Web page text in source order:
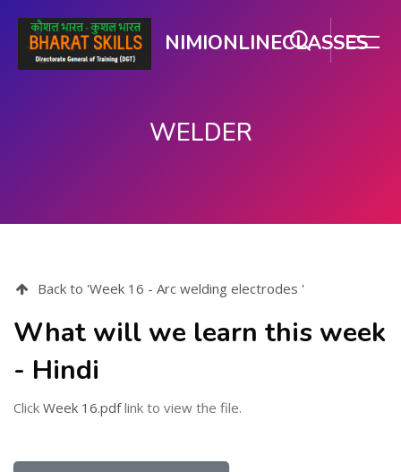
NIMIONLINECLASSES
WELDER
Back to 'Week 16 - Arc welding electrodes '
What will we learn this week
- Hindi
Click Week 16.pdflink to view the file.